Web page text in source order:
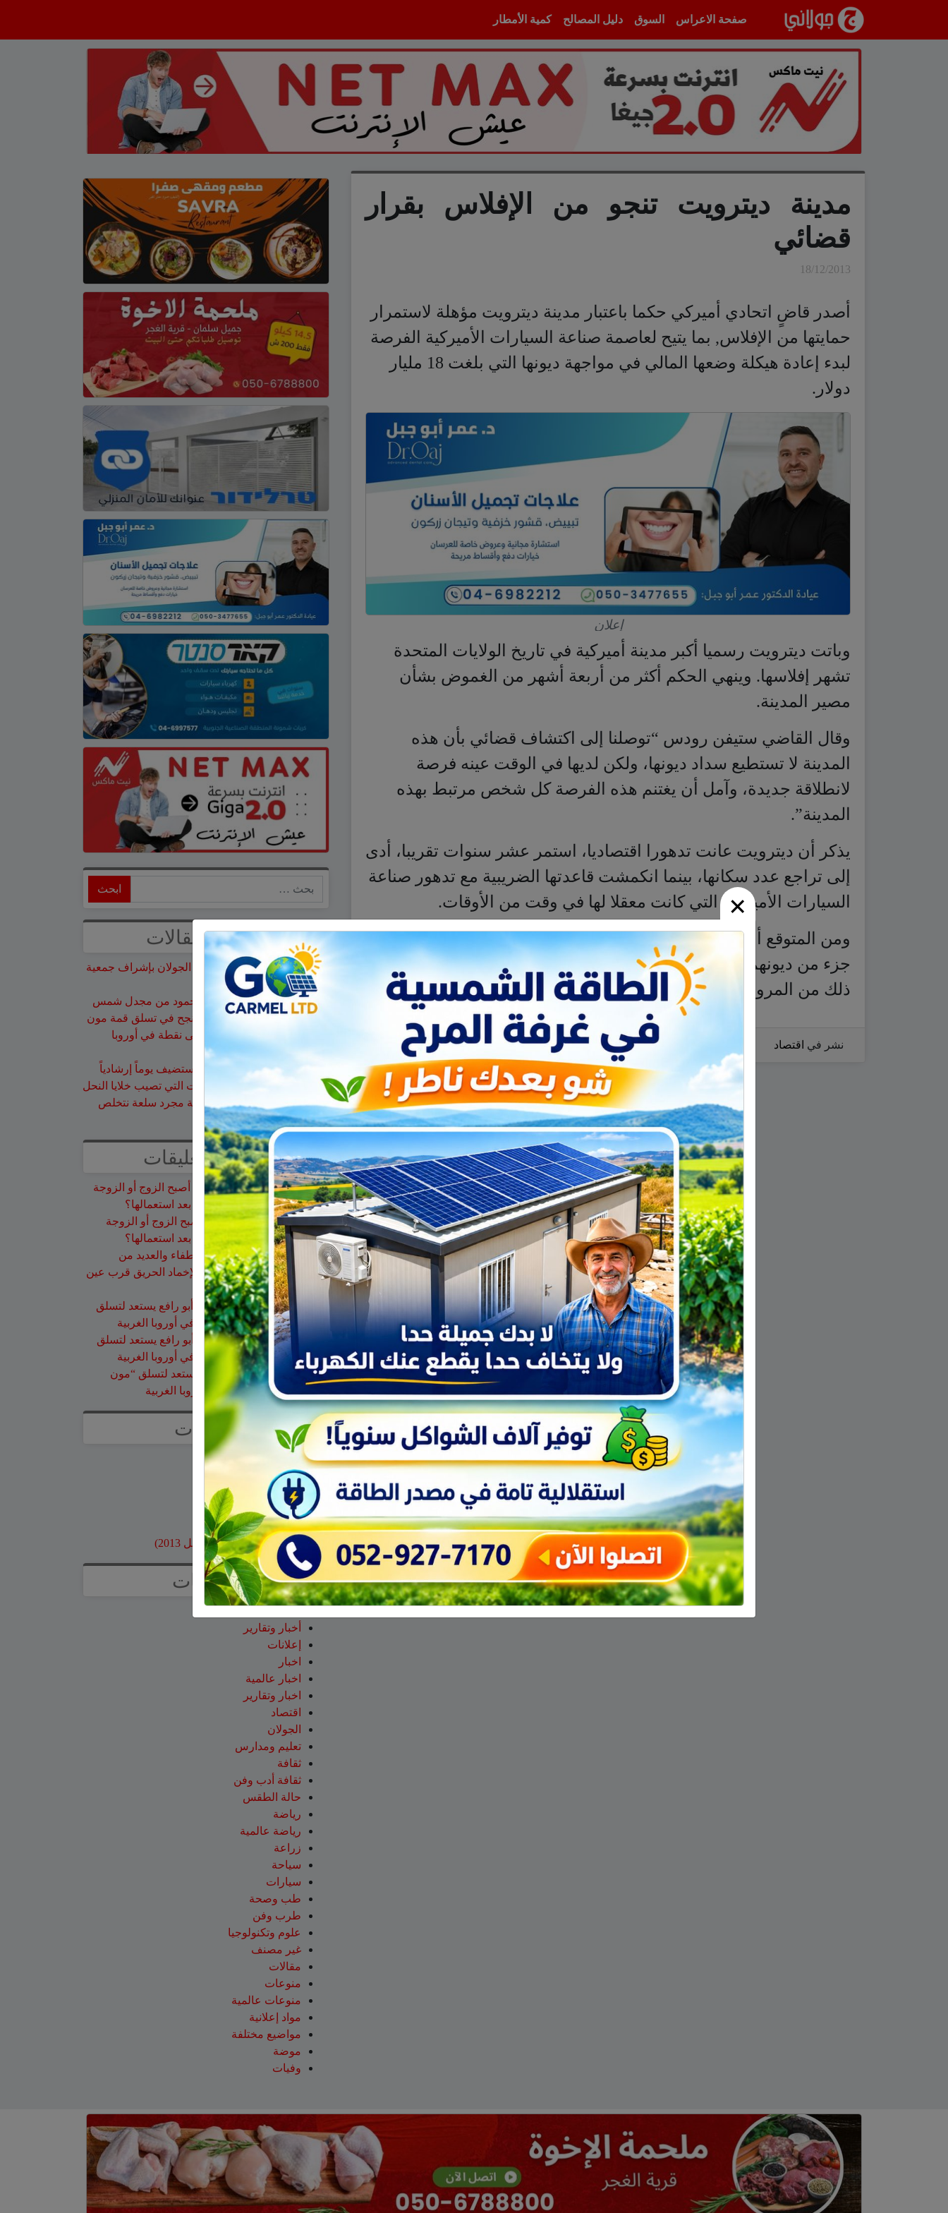
صفحة الاعراس
السوق دليل المصالح كمية الأمطار
×
مدينة ديترويت تنجو من الإفلاس بقرار
قضائي
18/12/2013
أصدر قاضٍ اتحادي أميركي حكما باعتبار مدينة ديترويت مؤهلة لاستمرار
حمايتها من الإفلاس, بما يتيح لعاصمة صناعة السيارات الأميركية الفرصة
لبدء إعادة هيكلة وضعها المالي في مواجهة ديونها التي بلغت 18 مليار
دولار.
إعلان
وباتت ديترويت رسميا أكبر مدينة أميركية في تاريخ الولايات المتحدة
تشهر إفلاسها. وينهي الحكم أكثر من أربعة أشهر من الغموض بشأن
مصير المدينة.
وقال القاضي ستيفن رودس “توصلنا إلى اكتشاف قضائي بأن هذه
المدينة لا تستطيع سداد ديونها، ولكن لديها في الوقت عينه فرصة
لانطلاقة جديدة، وآمل أن يغتنم هذه الفرصة كل شخص مرتبط بهذه
المدينة”.
يذكر أن ديترويت عانت تدهورا اقتصاديا، استمر عشر سنوات تقريبا، أدى
إلى تراجع عدد سكانها، بينما انكمشت قاعدتها الضريبية مع تدهور صناعة
السيارات الأميركية التي كانت معقلا لها في وقت من الأوقات.
ومن المتوقع أن تبيع ديترويت بعض أصولها وتجبر الدائنين على شطب
جزء من ديونهم في الوقت الذي تعيد فيه هيكلة خدماتها مستفيدة في
ذلك من المرونة التي توفرها لها الحماية من الإفلاس.
نشر في اقتصاد
أحدث المقالات
تخريج 14 نحالاً جديداً في الجولان بإشراف جمعية
نحالي الحرمون
وفاة الأخت هالة علي محمود من مجدل شمس
الجولاني هادي أبو رافع ينجح في تسلق قمة مون
بلان ويقود فريقاً إلى أعلى نقطة في أوروبا
الغربية
جمعية نحالي الحرمون تستضيف يوماً إرشادياً
مهماً حول مكافحة الآفات التي تصيب خلايا النحل
هل أصبح الزوج أو الزوجة مجرد سلعة نتخلص
منها بعد استعمالها؟
أحدث التعليقات
سلمان أبو عواد علىهل أصبح الزوج أو الزوجة
مجرد سلعة نتخلص منها بعد استعمالها؟
طليع محمودعلىهل أصبح الزوج أو الزوجة
مجرد سلعة نتخلص منها بعد استعمالها؟
عبد اللهعلى
14 طاقم إطفاء والعديد من
طائرات إطفاء الحرائق لإخماد الحريق قرب عين
قنية – فيديو
حسن طربيهعلىهادي أبو رافع يستعد لتسلق
“مون بلان”.. أعلى قمة في أوروبا الغربية
صالح مرعيعلىهادي أبو رافع يستعد لتسلق
“مون بلان”.. أعلى قمة في أوروبا الغربية
علىهادي أبو رافع يستعد لتسلق “مون
بلان”.. أعلى قمة في أوروبا الغربية
صفحات
خواطر
صور قديمة
بنوك وبطاقات اعتماد
مواقع محلية
ارشيف موقع جولاني (قبل 2013)
تصنيفات
أخبار وتقارير
إعلانات
اخبار
اخبار عالمية
اخبار وتقارير
اقتصاد
الجولان
تعليم ومدارس
ثقافة
ثقافة أدب وفن
حالة الطقس
رياضة
رياضة عالمية
زراعة
سياحة
سيارات
طب وصحة
طرب وفن
علوم وتكنولوجيا
غير مصنف
مقالات
منوعات
منوعات عالمية
مواد إعلانية
مواضيع مختلفة
موضة
وفيات